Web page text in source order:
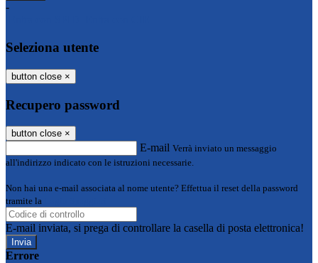
-
Seleziona utente
button close ×
Recupero password
button close ×
E-mail Verrà inviato un messaggio
all'indirizzo indicato con le istruzioni necessarie.
Non hai una e-mail associata al nome utente? Effettua il reset della password
tramite la
E-mail inviata, si prega di controllare la casella di posta elettronica!
Errore